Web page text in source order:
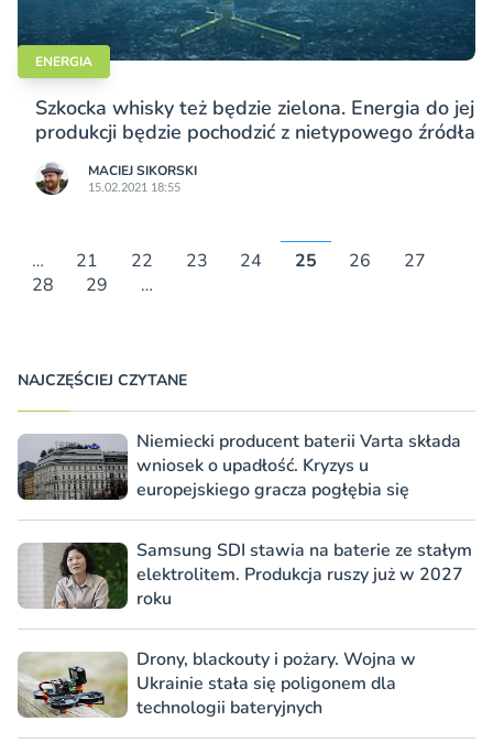
ENERGIA
Szkocka whisky też będzie zielona. Energia do jej
produkcji będzie pochodzić z nietypowego źródła
MACIEJ SIKORSKI
15.02.2021 18:55
… 21 22 23 24 25 26
27
28
29 …
NAJCZĘŚCIEJ CZYTANE
Niemiecki producent baterii Varta składa
wniosek o upadłość. Kryzys u
europejskiego gracza pogłębia się
Samsung SDI stawia na baterie ze stałym
elektrolitem. Produkcja ruszy już w 2027
roku
Drony, blackouty i pożary. Wojna w
Ukrainie stała się poligonem dla
technologii bateryjnych